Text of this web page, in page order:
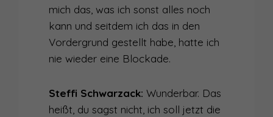
mich das, was ich sonst alles noch
kann und seitdem ich das in den
Vordergrund gestellt habe, hatte ich
nie wieder eine Blockade.
Steffi Schwarzack: Wunderbar. Das
heißt, du sagst nicht, ich soll jetzt die